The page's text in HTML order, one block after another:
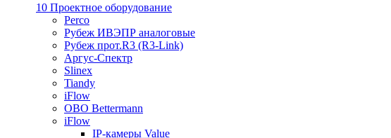
10 Проектное оборудование
Perco
Рубеж ИВЭПР аналоговые
Рубеж прот.R3 (R3-Link)
Аргус-Спектр
Slinex
Tiandy
iFlow
OBO Bettermann
iFlow
IP-камеры Value